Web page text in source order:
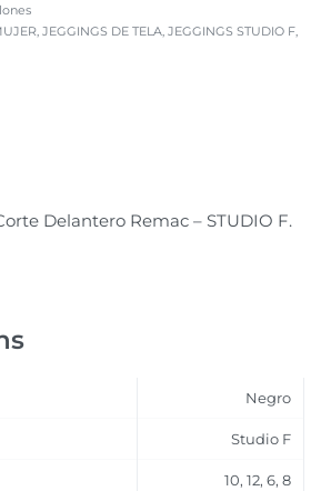
JEGGINGS DE TELA JEGGINGS STUDIO F
Delantero Remac – STUDIO F.
Negro
Studio F
10, 12, 6, 8